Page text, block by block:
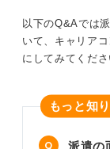
以下のQ&Aでは
いて、キャリア
にしてみてくださ
もっと知
派遣の